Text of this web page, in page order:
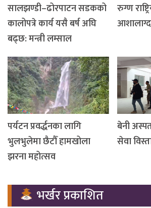
सालझण्डी–ढोरपाटन सडकको
कालोपत्रे कार्य यसै बर्ष अघि
बढ्छ: मन्त्री लम्साल
रुग्ण
पर्यटन प्रवर्द्धनका लागि
भुलभुलेमा छैटौँ हामखोला
झरना महोत्सव
बेनी
सेवा
भर्खर प्रकाशित